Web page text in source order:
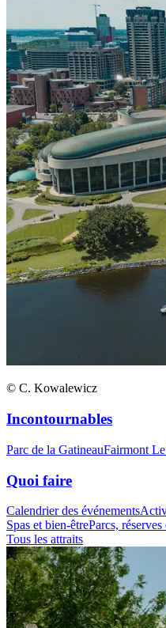
© C. Kowalewicz
Incontournables
Parc de la GatineauFairmont
Quoi faire
Calendrier des événements
Spas et bien-êtreParcs,
Tous les attraits